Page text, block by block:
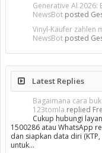
Generative AI 2026:
NewsBot posted
Vinyl-Käufer zahlen
NewsBot posted
Latest Replies
Bagaimana cara
123tomla replied
Cukup hubungi
1500286 atau WhatsApp
dan siapkan data diri
untuk…